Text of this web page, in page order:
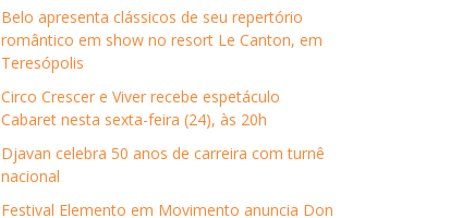
Belo apresenta clássicos de seu repertório
romântico em show no resort Le Canton, em
Teresópolis
Circo Crescer e Viver recebe espetáculo
Cabaret nesta sexta-feira (24), às 20h
Djavan celebra 50 anos de carreira com turnê
nacional
Festival Elemento em Movimento anuncia Don